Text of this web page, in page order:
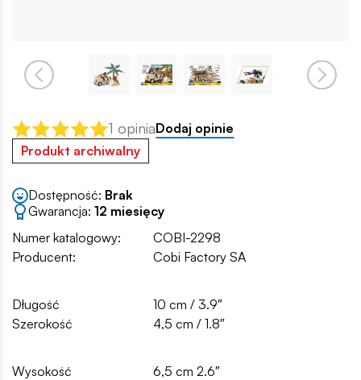
1 opiniaDodaj opinie
Produkt archiwalny
Dostępność: Brak
Gwarancja: 12 miesięcy
Numer katalogowy:
COBI-2298
Producent:
Cobi Factory SA
Długość
10 cm / 3.9″
Szerokość
4,5 cm / 1.8″
Wysokość
6,5 cm 2.6″